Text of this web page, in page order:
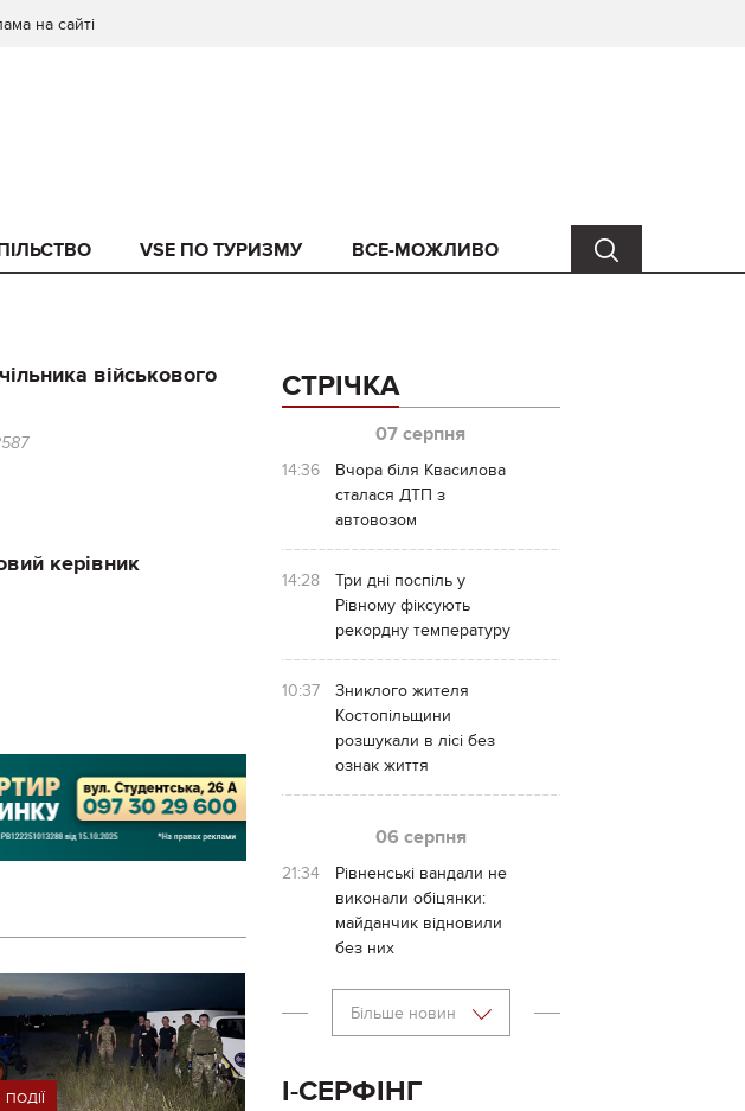
на сайті
VSE ПО ТУРИЗМУ ВСЕ-МОЖЛИВО
військового
керівник
ПОДІЇ
СТРІЧКА
07 серпня
14:36
Вчора біля Квасилова
сталася ДТП з
автовозом
14:28
Три дні поспіль у
Рівному фіксують
рекордну температуру
10:37
Зниклого жителя
Костопільщини
розшукали в лісі без
ознак життя
06 серпня
21:34
Рівненські вандали не
виконали обіцянки:
майданчик відновили
без них
Більше новин
І-СЕРФІНГ